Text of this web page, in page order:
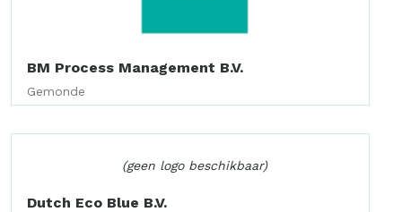
BM Process Management B.V.
Gemonde
(geen logo beschikbaar)
Dutch Eco Blue B.V.